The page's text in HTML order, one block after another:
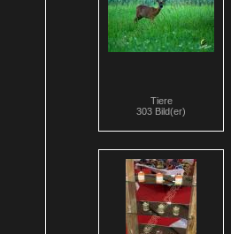
Tiere
303 Bild(er)